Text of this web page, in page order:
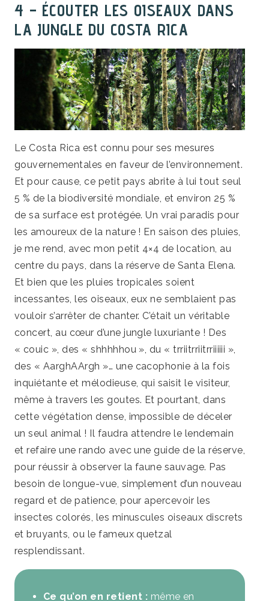
4 – ÉCOUTER LES OISEAUX DANS
LA JUNGLE DU COSTA RICA
Le Costa Rica est connu pour ses mesures
gouvernementales en faveur de l’environnement.
Et pour cause, ce petit pays abrite à lui tout seul
5 % de la biodiversité mondiale, et environ 25 %
de sa surface est protégée. Un vrai paradis pour
les amoureux de la nature ! En saison des pluies,
je me rend, avec mon petit 4×4 de location, au
centre du pays, dans la réserve de Santa Elena.
Et bien que les pluies tropicales soient
incessantes, les oiseaux, eux ne semblaient pas
vouloir s’arrêter de chanter. C’était un véritable
concert, au cœur d’une jungle luxuriante ! Des
« couic », des « shhhhhou », du « trriitrriitrriiiiii »,
des « AarghAArgh »… une cacophonie à la fois
inquiétante et mélodieuse, qui saisit le visiteur,
même à travers les goutes. Et pourtant, dans
cette végétation dense, impossible de déceler
un seul animal ! Il faudra attendre le lendemain
et refaire une rando avec une guide de la réserve,
pour réussir à observer la faune sauvage. Pas
besoin de longue-vue, simplement d’un nouveau
regard et de patience, pour apercevoir les
insectes colorés, les minuscules oiseaux discrets
et bruyants, ou le fameux quetzal
resplendissant.
Ce qu’on en retient : même en